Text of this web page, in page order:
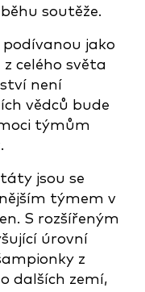
soutěže.
jako
celého světa
není
vědců bude
týmům
jsou se
týmem v
S rozšířeným
úrovní
z
dalších zemí,